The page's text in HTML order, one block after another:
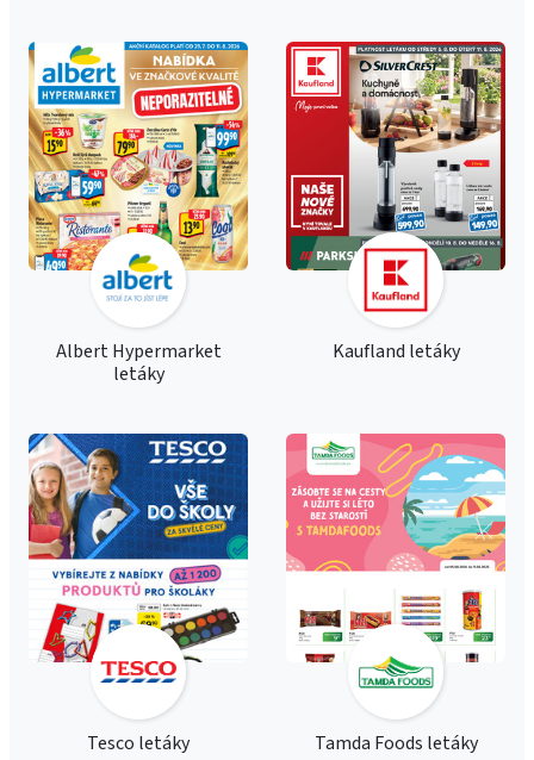
Albert Hypermarket
letáky
Kaufland letáky
Tesco letáky Tamda Foods letáky